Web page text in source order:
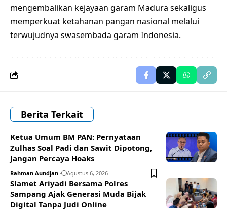
mengembalikan kejayaan garam Madura sekaligus
memperkuat ketahanan pangan nasional melalui
terwujudnya swasembada garam Indonesia.
Berita Terkait
Ketua Umum BM PAN: Pernyataan
Zulhas Soal Padi dan Sawit Dipotong,
Jangan Percaya Hoaks
Rahman Aundjan Agustus 6, 2026
Slamet Ariyadi Bersama Polres
Sampang Ajak Generasi Muda Bijak
Digital Tanpa Judi Online